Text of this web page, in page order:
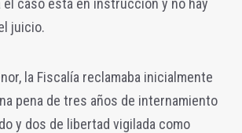
juicio.
la Fiscalía reclamaba inicialmente
pena de tres años de internamiento
y dos de libertad vigilada como